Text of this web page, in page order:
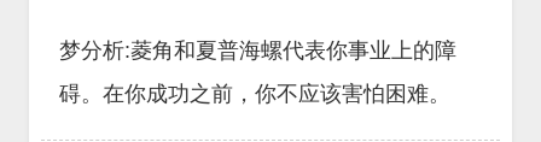
梦分析:菱角和夏普海螺代表你事业上的障
碍。在你成功之前，你不应该害怕困难。